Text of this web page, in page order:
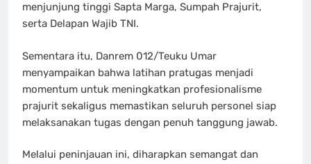
menjunjung tinggi Sapta Marga, Sumpah Prajurit,
serta Delapan Wajib TNI.
Sementara itu, Danrem 012/Teuku Umar
menyampaikan bahwa latihan pratugas menjadi
momentum untuk meningkatkan profesionalisme
prajurit sekaligus memastikan seluruh personel siap
melaksanakan tugas dengan penuh tanggung jawab.
Melalui peninjauan ini, diharapkan semangat dan